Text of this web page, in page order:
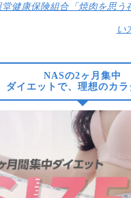
堂健康保険組合「焼肉を思う
い
NASの2ヶ月集中
ダイエットで、理想のカラ